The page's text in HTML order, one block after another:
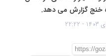
خنج گزارش می دهد.